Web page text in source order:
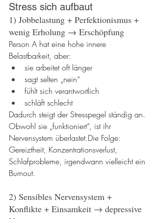
Stress sich aufbaut
1) Jobbelastung + Perfektionismus +
wenig Erholung → Erschöpfung
Person A hat eine hohe innere
Belastbarkeit, aber:
sie arbeitet oft länger
sagt selten „nein“
fühlt sich verantwortlich
schläft schlecht
Dadurch steigt der Stresspegel ständig an.
Obwohl sie „funktioniert“, ist ihr
Nervensystem überlastet.Die Folge:
Gereiztheit, Konzentrationsverlust,
Schlafprobleme, irgendwann vielleicht ein
Burnout.
2) Sensibles Nervensystem +
Konflikte + Einsamkeit → depressive